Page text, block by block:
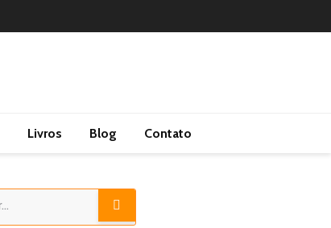
Livros Blog Contato